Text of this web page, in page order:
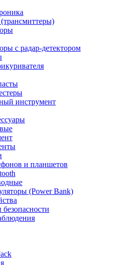
с радар-детектором
инструмент
и планшетов
(Power Bank)